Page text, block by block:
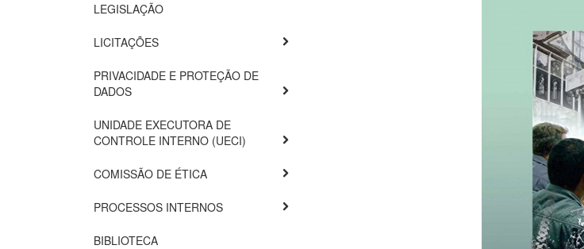
LEGISLAÇÃO
LICITAÇÕES
PRIVACIDADE E PROTEÇÃO DE
DADOS
UNIDADE EXECUTORA DE
CONTROLE INTERNO (UECI)
COMISSÃO DE ÉTICA
PROCESSOS INTERNOS
BIBLIOTECA